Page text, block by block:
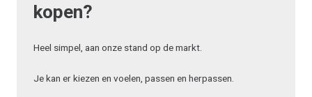
kopen?
Heel simpel, aan onze stand op de markt.
Je kan er kiezen en voelen, passen en herpassen.